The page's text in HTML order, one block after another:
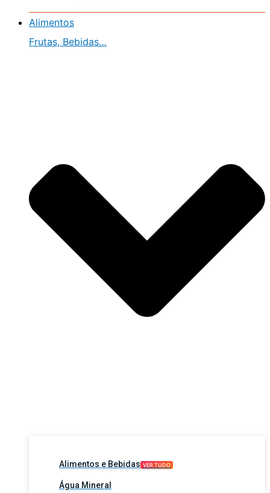
Alimentos
Frutas, Bebidas…
Alimentos e Bebidas VER TUDO
Água Mineral